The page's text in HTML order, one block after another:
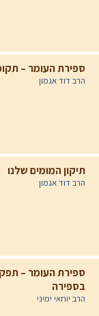
ספירת העומר –
הרב דוד אגמון
תיקון המומים שלנו
הרב דוד אגמון
ספירת העומר –
בספירה
הרב יוחאי ימיני